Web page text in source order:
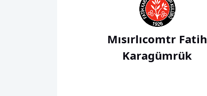
Mısırlıcomtr Fatih
Karagümrük